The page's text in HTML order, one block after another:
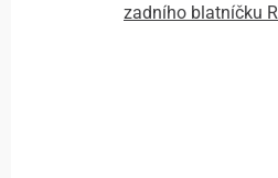
zadního blatníčku